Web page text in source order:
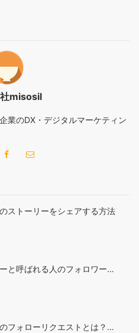
misosil
業のDX・デジタルマーケティン
ストーリーをシェアする方法
と呼ばれる人のフォロワー…
フォローリクエストとは？…